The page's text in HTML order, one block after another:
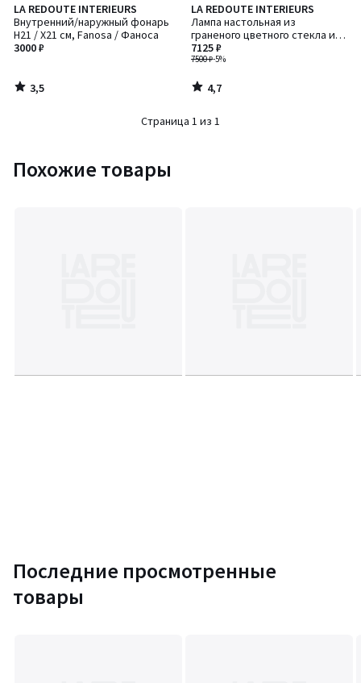
LA REDOUTE INTERIEURS
Внутренний/наружный фонарь
H21 / Х21 см, Fanosa / Фаноса
3000 ₽
3,5
/ 5
3,5
/
LA REDOUTE INTERIEURS
Лампа настольная из
граненого цветного стекла и
опалового стекла, Dima / Дима
7500 ₽-5%
7125 ₽
4,7
/ 5
4,7
/
Страница 1 из 1
Похожие товары
Последние просмотренные
товары